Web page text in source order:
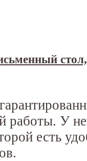
стол,
работы. У
есть